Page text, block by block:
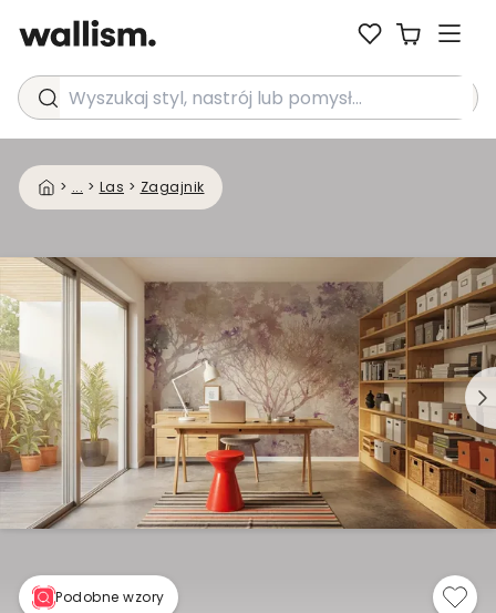
Wyszukaj styl, nastrój lub pomysł...
> ... > Las > Zagajnik
Podobne wzory